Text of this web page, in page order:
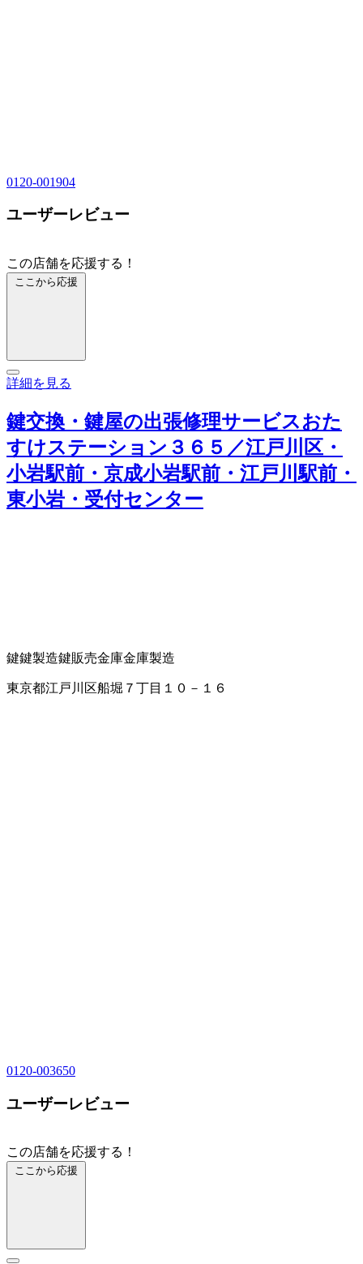
0120-001904
ユーザーレビュー
この店舗を応援する！
ここから応援
詳細を見る
鍵交換・鍵屋の出張修理サービスおた
すけステーション３６５／江戸川区・
小岩駅前・京成小岩駅前・江戸川駅前・
東小岩・受付センター
鍵鍵製造鍵販売金庫金庫製造
東京都江戸川区船堀７丁目１０－１６
0120-003650
ユーザーレビュー
この店舗を応援する！
ここから応援